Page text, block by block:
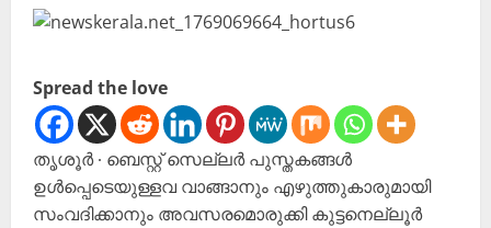
Spread the love
തൃശൂർ ∙ ബെസ്റ്റ് സെല്ലർ പുസ്തകങ്ങൾ
ഉൾപ്പെടെയുള്ളവ വാങ്ങാനും എഴുത്തുകാരുമായി
സംവദിക്കാനും അവസരമൊരുക്കി കുട്ടനെല്ലൂർ